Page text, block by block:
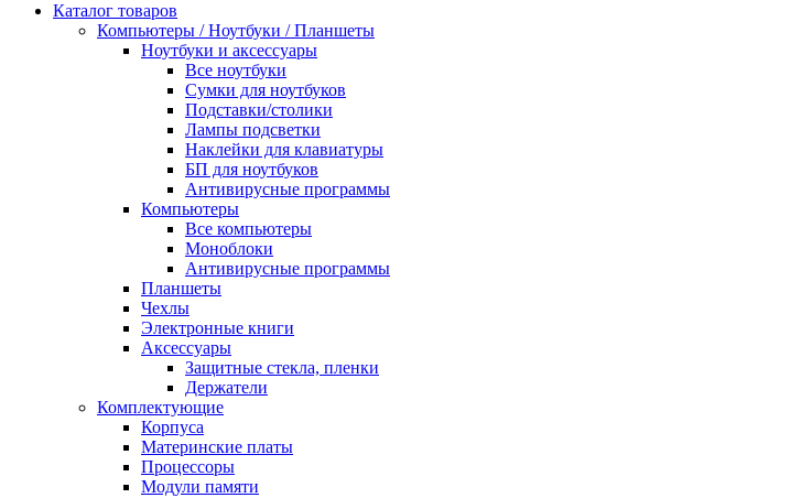
Каталог товаров
Компьютеры / Ноутбуки / Планшеты
Ноутбуки и аксессуары
Все ноутбуки
Сумки для ноутбуков
Подставки/столики
Лампы подсветки
Наклейки для клавиатуры
БП для ноутбуков
Антивирусные программы
Компьютеры
Все компьютеры
Моноблоки
Антивирусные программы
Планшеты
Чехлы
Электронные книги
Аксессуары
Защитные стекла, пленки
Держатели
Комплектующие
Корпуса
Материнские платы
Процессоры
Модули памяти